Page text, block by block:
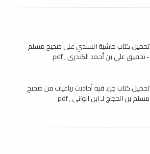
تحميل كتاب حاشية السندي على صحيح مسلم
- تحقيق علي بن أحمد الكندري , pdf
تحميل كتاب جزء فيه أحاديث رباعيات من صحيح
مسلم بن الحجاج لـ ابن الوانی , pdf